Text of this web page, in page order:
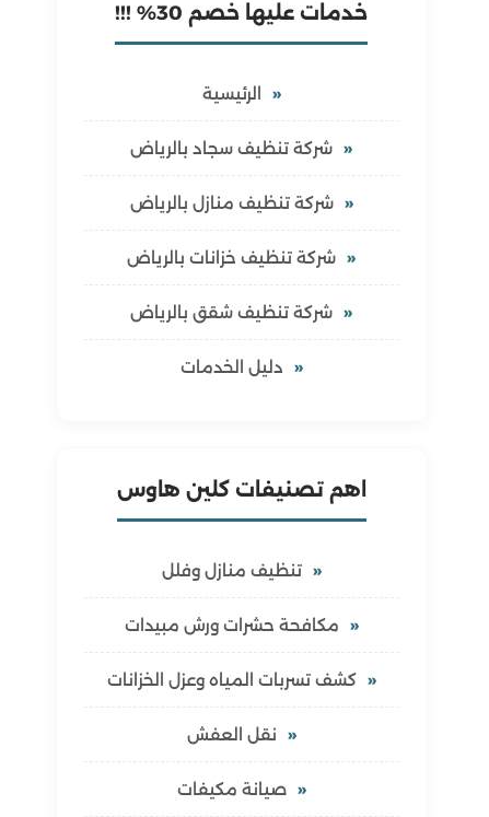
خدمات عليها خصم 30% !!!
الرئيسية
شركة تنظيف سجاد بالرياض
شركة تنظيف منازل بالرياض
شركة تنظيف خزانات بالرياض
شركة تنظيف شقق بالرياض
دليل الخدمات
اهم تصنيفات كلين هاوس
تنظيف منازل وفلل
مكافحة حشرات ورش مبيدات
كشف تسربات المياه وعزل الخزانات
نقل العفش
صيانة مكيفات